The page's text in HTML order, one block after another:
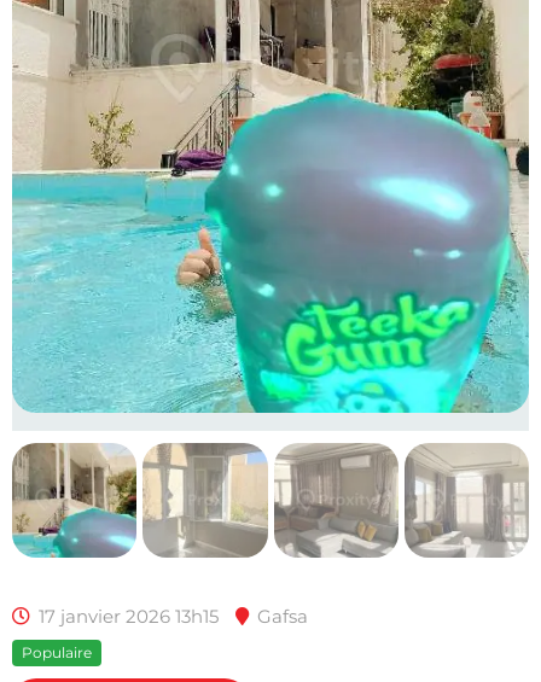
17 janvier 2026 13h15 Gafsa
Populaire